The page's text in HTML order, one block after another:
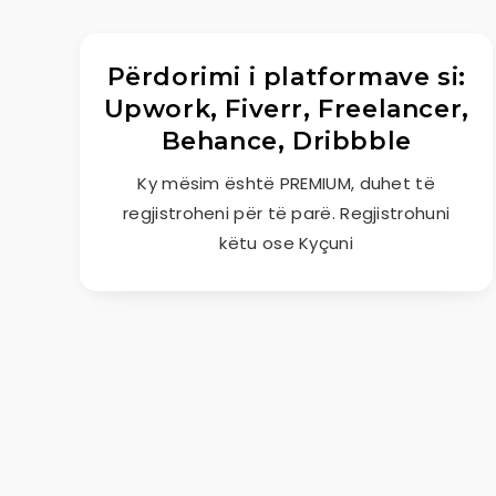
Përdorimi i platformave si:
Upwork, Fiverr, Freelancer,
Behance, Dribbble
Ky mësim është PREMIUM, duhet të
regjistroheni për të parë. Regjistrohuni
këtu ose Kyçuni